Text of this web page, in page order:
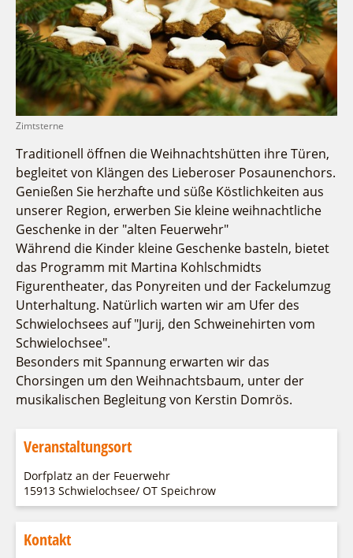
Einkaufen
Gruppen
Fremdenverkehrsvereine
Ludwig Leichhardt
Kahnfahrten
Fahrgastschiff
Campingplatz Jessern
Wirtschaftsförderung
Regionalentwicklung
SPOT
Bürgerbus
Naturwelt Lieberoser Heide
Q-Gemeinde Schwielochsee
Staatlich anerkannter Erholungsort Goyatz
Mein Brandenburg – Infostelen
Unternehmensbetreuung
ILB
WFG
Service
Über uns
Team
Aktuelles
Infomaterial
Warenkorb
Zimtsterne
Traditionell öffnen die Weihnachtshütten ihre Türen,
begleitet von Klängen des Lieberoser Posaunenchors.
Genießen Sie herzhafte und süße Köstlichkeiten aus
unserer Region, erwerben Sie kleine weihnachtliche
Geschenke in der "alten Feuerwehr"
Während die Kinder kleine Geschenke basteln, bietet
das Programm mit Martina Kohlschmidts
Figurentheater, das Ponyreiten und der Fackelumzug
Unterhaltung. Natürlich warten wir am Ufer des
Schwielochsees auf "Jurij, den Schweinehirten vom
Schwielochsee".
Besonders mit Spannung erwarten wir das
Chorsingen um den Weihnachtsbaum, unter der
musikalischen Begleitung von Kerstin Domrös.
Veranstaltungsort
Dorfplatz an der Feuerwehr
15913 Schwielochsee/ OT Speichrow
Kontakt